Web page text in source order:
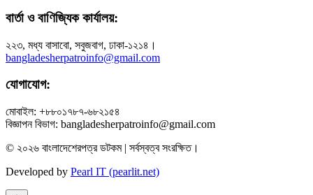
বার্তা ও বাণিজ্যিক কার্যালয়:
২২৩, মধ্য বাসাবো, সবুজবাগ, ঢাকা-১২১৪।
bangladesherpatroinfo@gmail.com
যোগাযোগ:
মোবাইল: +৮৮০১৭৮৭-৬৮২১৫৪
বিজ্ঞাপন বিভাগ: bangladesherpatroinfo@gmail.com
© ২০২৬ বাংলাদেশেরপত্র ডটকম | সর্বস্বত্ব সংরক্ষিত।
Developed by Pearl IT (pearlit.net)